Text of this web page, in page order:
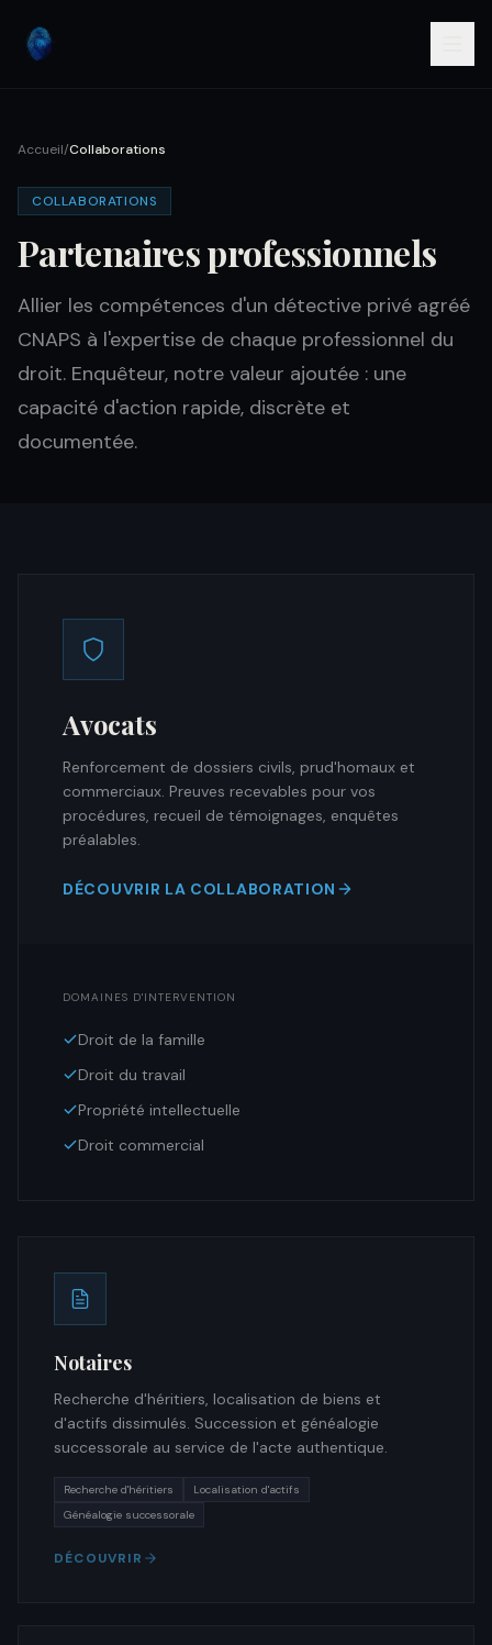
Accueil/Collaborations
COLLABORATIONS
Partenaires professionnels
Allier les compétences d'un détective privé agréé
CNAPS à l'expertise de chaque professionnel du
droit. Enquêteur, notre valeur ajoutée : une
capacité d'action rapide, discrète et
documentée.
Avocats
Renforcement de dossiers civils, prud'homaux et
commerciaux. Preuves recevables pour vos
procédures, recueil de témoignages, enquêtes
préalables.
DÉCOUVRIR LA COLLABORATION
DOMAINES D'INTERVENTION
Droit de la famille
Droit du travail
Propriété intellectuelle
Droit commercial
Notaires
Recherche d'héritiers, localisation de biens et
d'actifs dissimulés. Succession et généalogie
successorale au service de l'acte authentique.
Recherche d'héritiers
Localisation d'actifs
Généalogie successorale
DÉCOUVRIR